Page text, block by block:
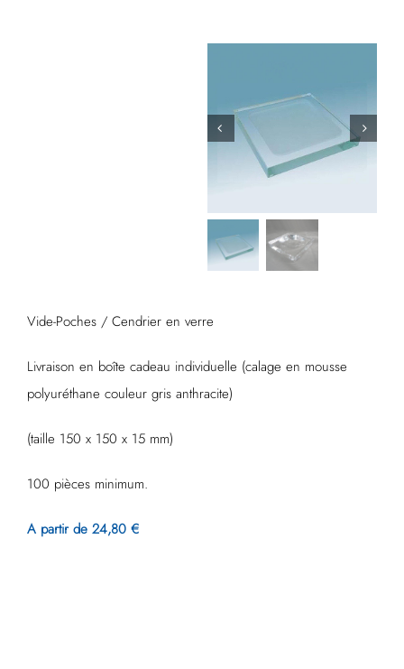
Vide-Poches / Cendrier en verre
Livraison en boîte cadeau individuelle (calage en mousse
polyuréthane couleur gris anthracite)
(taille 150 x 150 x 15 mm)
100 pièces minimum.
A partir de 24,80 €